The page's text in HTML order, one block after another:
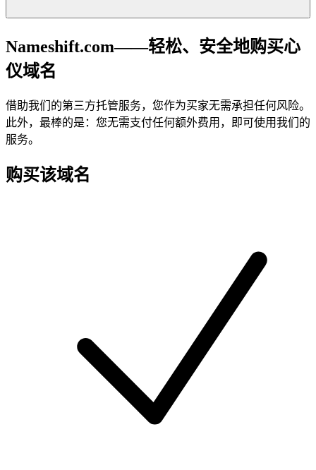
Nameshift.com——轻松、安全地购买心
仪域名
借助我们的第三方托管服务，您作为买家无需承担任何风险。
此外，最棒的是：您无需支付任何额外费用，即可使用我们的
服务。
购买该域名